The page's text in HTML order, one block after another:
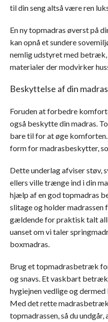
til din seng altså være ren
En ny topmadras øverst på
kan opnå et sundere
nemlig udstyret med betræk,
materialer der modvirker
Beskyttelse af din madras
Foruden at forbedre
også beskytte din madras.
bare til for at øge
form for madrasbeskytter,
Dette underlag afviser støv,
ellers ville trænge ind i din
hjælp af en god topmadras
slitage og holder
gældende for praktisk talt
uanset om vi taler
boxmadras.
Brug et topmadrasbetræk
og snavs. Et vaskbart
hygiejnen vedlige og
Med det rette madrasbetræk
topmadrassen, så du